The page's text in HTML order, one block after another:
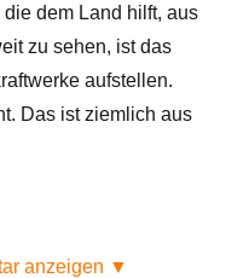
dem Land hilft, aus
zu sehen, ist das
aufstellen.
Das ist ziemlich aus
anzeigen ▼